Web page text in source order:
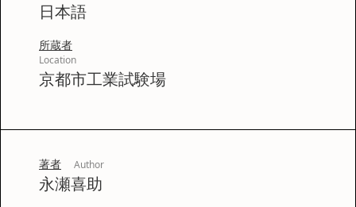
日本語
所蔵者
Location
京都市工業試験場
著者 Author
永瀬喜助